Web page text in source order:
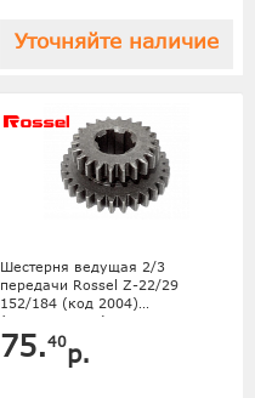
Уточняйте наличие
Шестерня ведущая 2/3
передачи Rossel Z-22/29
152/184 (код 2004)
(ТП000368750)
75.40р.